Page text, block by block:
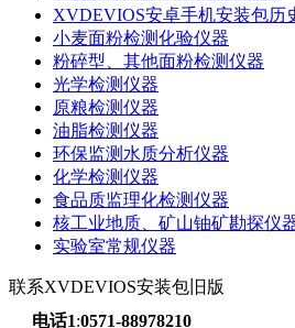
XVDEVIOS安卓手机安装包历
小麦面粉检测化验仪器
粉碎型、其他面粉检测仪器
光学检测仪器
原粮检测仪器
油脂检测仪器
环保监测水质分析仪器
化学检测仪器
食品质监理化检测仪器
核工业地质、矿山铀矿勘探仪
实验室常规仪器
联系XVDEVIOS安装包旧版
电话1:0571-88978210